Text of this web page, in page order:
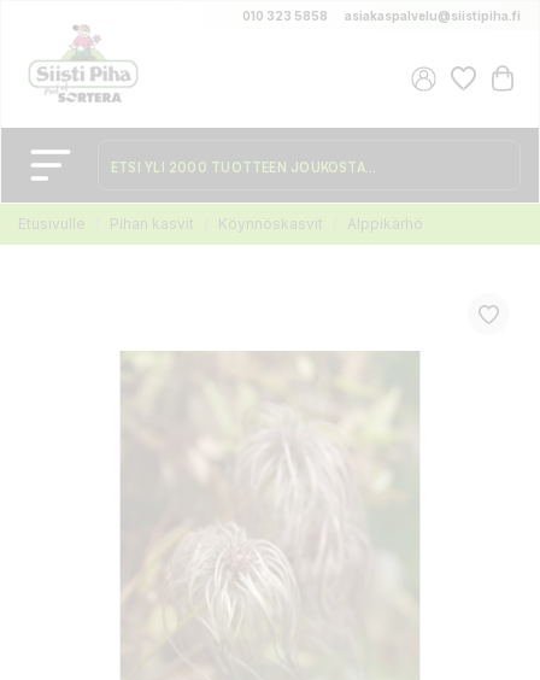
010 323 5858 asiakaspalvelu@siistipiha.fi
Etusivulle Pihan kasvit Köynnöskasvit Alppikärhö